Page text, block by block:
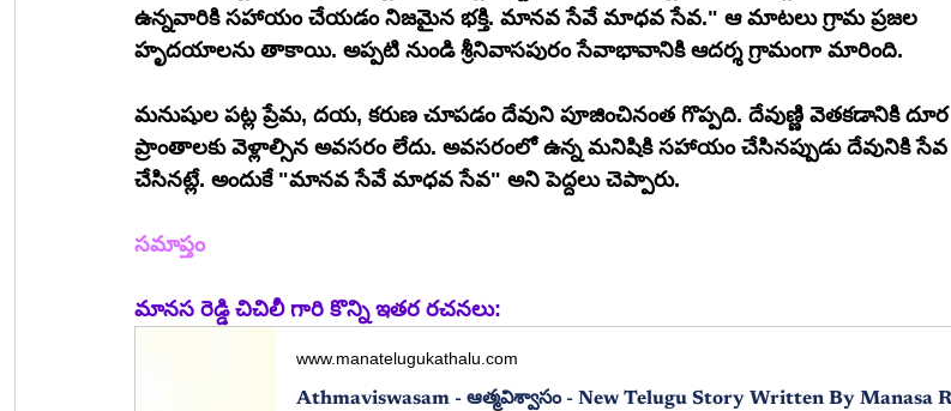
ఉన్నవారికి సహాయం చేయడం నిజమైన భక్తి. మానవ సేవే మాధవ సేవ." ఆ మాటలు గ్రామ ప్రజల
హృదయాలను తాకాయి. అప్పటి నుండి శ్రీనివాసపురం సేవాభావానికి ఆదర్శ గ్రామంగా మారింది.
మనుషుల పట్ల ప్రేమ, దయ, కరుణ చూపడం దేవుని పూజించినంత గొప్పది. దేవుణ్ణి వెతకడానికి దూర
ప్రాంతాలకు వెళ్లాల్సిన అవసరం లేదు. అవసరంలో ఉన్న మనిషికి సహాయం చేసినప్పుడు దేవునికి సేవ
చేసినట్లే. అందుకే "మానవ సేవే మాధవ సేవ" అని పెద్దలు చెప్పారు.
సమాప్తం
మానస రెడ్డి చిచిలీ గారి కొన్ని ఇతర రచనలు:
www.manatelugukathalu.com